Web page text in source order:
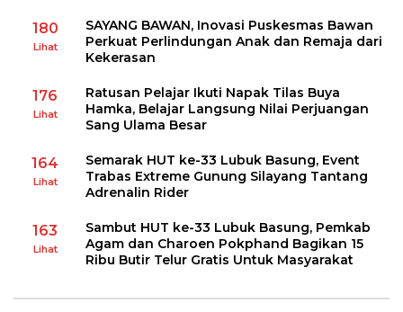
180
Lihat
SAYANG BAWAN, Inovasi Puskesmas Bawan
Perkuat Perlindungan Anak dan Remaja dari
Kekerasan
176
Lihat
Ratusan Pelajar Ikuti Napak Tilas Buya
Hamka, Belajar Langsung Nilai Perjuangan
Sang Ulama Besar
164
Lihat
Semarak HUT ke-33 Lubuk Basung, Event
Trabas Extreme Gunung Silayang Tantang
Adrenalin Rider
163
Lihat
Sambut HUT ke-33 Lubuk Basung, Pemkab
Agam dan Charoen Pokphand Bagikan 15
Ribu Butir Telur Gratis Untuk Masyarakat